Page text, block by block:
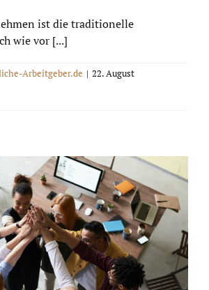
ist die traditionelle
wie vor [...]
Arbeitgeber.de | 22. August